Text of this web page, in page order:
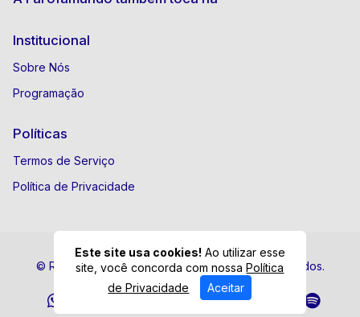
Institucional
Sobre Nós
Programação
Políticas
Termos de Serviço
Política de Privacidade
© Rádio Farofamundo - Todos os direitos reservados.
Este site usa cookies! Ao utilizar esse
site, você concorda com nossaPolítica
de Privacidade
Aceitar